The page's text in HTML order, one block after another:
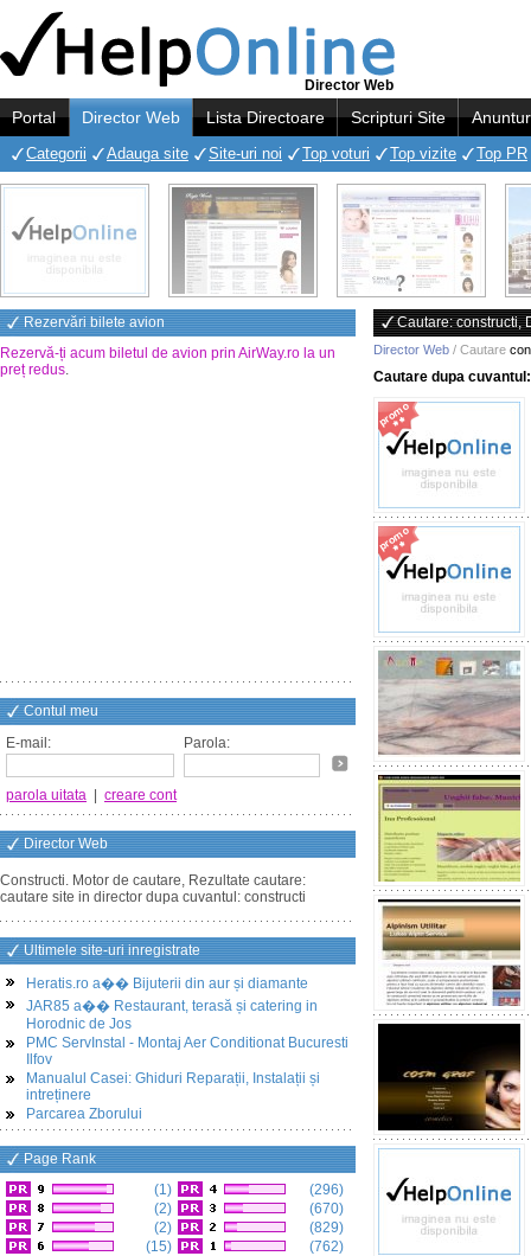
Director Web
Portal Director Web Lista Directoare Scripturi Site
Categorii Adauga site Site-uri noi Top voturi Top vizite Top PR
Rezervări bilete avion
Rezervă-ți acum biletul de avion prin AirWay.ro la un
preț redus.
Contul meu
E-mail:
Parola:
parola uitata creare cont
Director Web
Constructi. Motor de cautare, Rezultate cautare:
cautare site in director dupa cuvantul: constructi
Ultimele site-uri inregistrate
Heratis.ro a�� Bijuterii din aur și diamante
JAR85 a�� Restaurant, terasă și catering in
Horodnic de Jos
PMC ServInstal - Montaj Aer Conditionat Bucuresti
Ilfov
Manualul Casei: Ghiduri Reparații, Instalații și
intreținere
Parcarea Zborului
Page Rank
(1)
(2)
(2)
(15)
(296)
(670)
(829)
(762)
Cautare: constructi,
Director Web / Cautare
Cautare dupa